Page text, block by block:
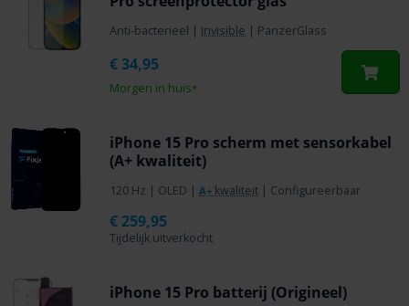
Anti-bacterieel | Invisible | PanzerGlass
Morgen in huis*
€34,95
iPhone 15 Pro scherm met sensorkabel
(A+ kwaliteit)
120 Hz | OLED | A+ kwaliteit | Configureerbaar
Tijdelijk uitverkocht
€ 259,95
iPhone 15 Pro batterij (Origineel)